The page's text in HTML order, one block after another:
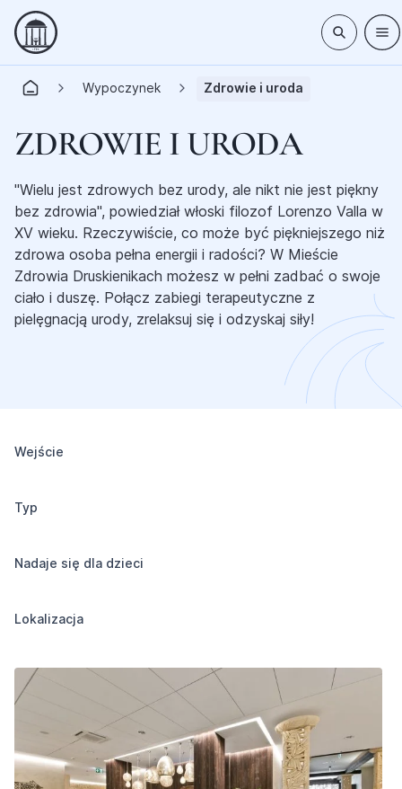
Wypoczynek Zdrowie i uroda
ZDROWIE I URODA
"Wielu jest zdrowych bez urody, ale nikt nie jest piękny
bez zdrowia", powiedział włoski filozof Lorenzo Valla w
XV wieku. Rzeczywiście, co może być piękniejszego niż
zdrowa osoba pełna energii i radości? W Mieście
Zdrowia Druskienikach możesz w pełni zadbać o swoje
ciało i duszę. Połącz zabiegi terapeutyczne z
pielęgnacją urody, zrelaksuj się i odzyskaj siły!
Wejście
Typ
Nadaje się dla dzieci
Lokalizacja